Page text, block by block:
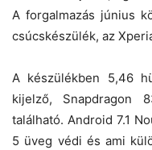
A forgalmazás június
csúcskészülék, az
A készülékben 5,46
kijelző, Snapdragon
található. Android 7.1
5 üveg védi és ami